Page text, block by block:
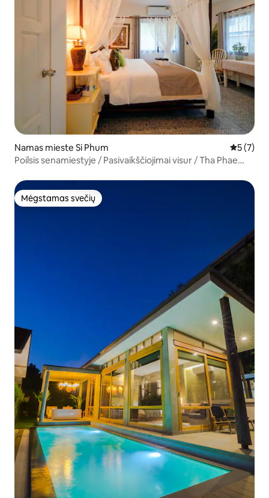
Namas mieste Si Phum Vidutinis
5 (7)
Poilsis senamiestyje / Pasivaikščiojimai visur / Tha Phae
Mėgstamas svečių
Mėgstamas svečių